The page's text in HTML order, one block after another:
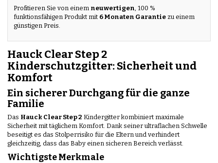
Profitieren Sie von einem neuwertigen , 100 %
funktionsfähigen Produkt mit 6 Monaten Garantie zu einem
günstigen Preis.
Hauck Clear Step 2
Kinderschutzgitter: Sicherheit und
Komfort
Ein sicherer Durchgang für die ganze
Familie
Das Hauck Clear Step 2 Kindergitter kombiniert maximale
Sicherheit mit täglichem Komfort. Dank seiner ultraflachen Schwelle
beseitigt es das Stolperrisiko für die Eltern und verhindert
gleichzeitig, dass das Baby einen sicheren Bereich verlässt.
Wichtigste Merkmale